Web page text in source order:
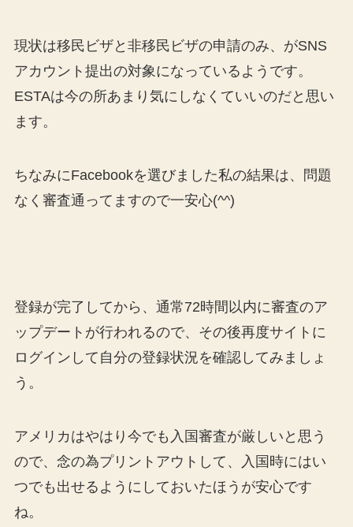
現状は移民ビザと非移民ビザの申請のみ、がSNS
アカウント提出の対象になっているようです。
ESTAは今の所あまり気にしなくていいのだと思い
ます。
ちなみにFacebookを選びました私の結果は、問題
なく審査通ってますので一安心(^^)
登録が完了してから、通常72時間以内に審査のア
ップデートが行われるので、その後再度サイトに
ログインして自分の登録状況を確認してみましょ
う。
アメリカはやはり今でも入国審査が厳しいと思う
ので、念の為プリントアウトして、入国時にはい
つでも出せるようにしておいたほうが安心です
ね。